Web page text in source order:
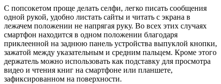
С попсокетом проще делать селфи, легко писать сообщения
одной рукой, удобно листать сайты и читать с экрана в
лежачем положении не напрягая руку. Во всех этих случаях
смартфон находится в одном положении благодаря
приклеенной на заднюю панель устройства выпуклой кнопки,
зажатой между указательным и средним пальцем. Кроме этого
держатель можно использовать как подставку для просмотра
видео и чтения книг на смартфоне или планшете,
зафиксированном на поверхности.